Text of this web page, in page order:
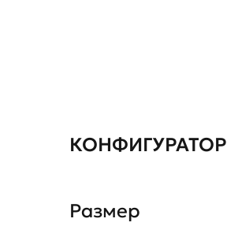
КОНФИГУРАТОР
Размер